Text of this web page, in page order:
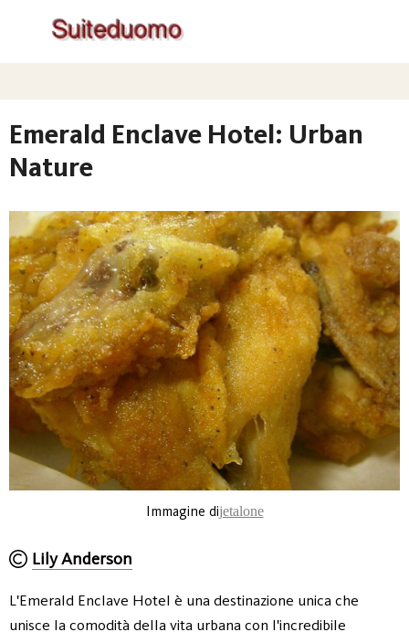
Emerald Enclave Hotel: Urban
Nature
Immagine dijetalone
Lily Anderson
L'Emerald Enclave Hotel è una destinazione unica che
unisce la comodità della vita urbana con l'incredibile